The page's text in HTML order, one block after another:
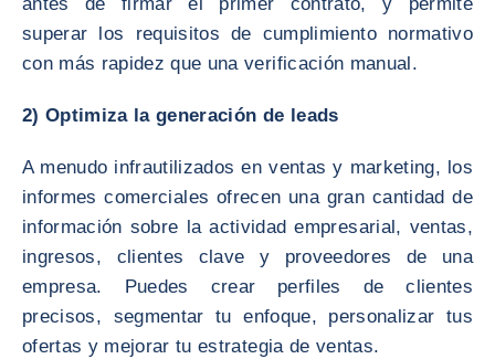
superar los requisitos de cumplimiento normativo
con más rapidez que una verificación manual.
2) Optimiza la generación de leads
A menudo infrautilizados en ventas y marketing, los
informes comerciales ofrecen una gran cantidad de
información sobre la actividad empresarial, ventas,
ingresos, clientes clave y proveedores de una
empresa. Puedes crear perfiles de clientes
precisos, segmentar tu enfoque, personalizar tus
ofertas y mejorar tu estrategia de ventas.